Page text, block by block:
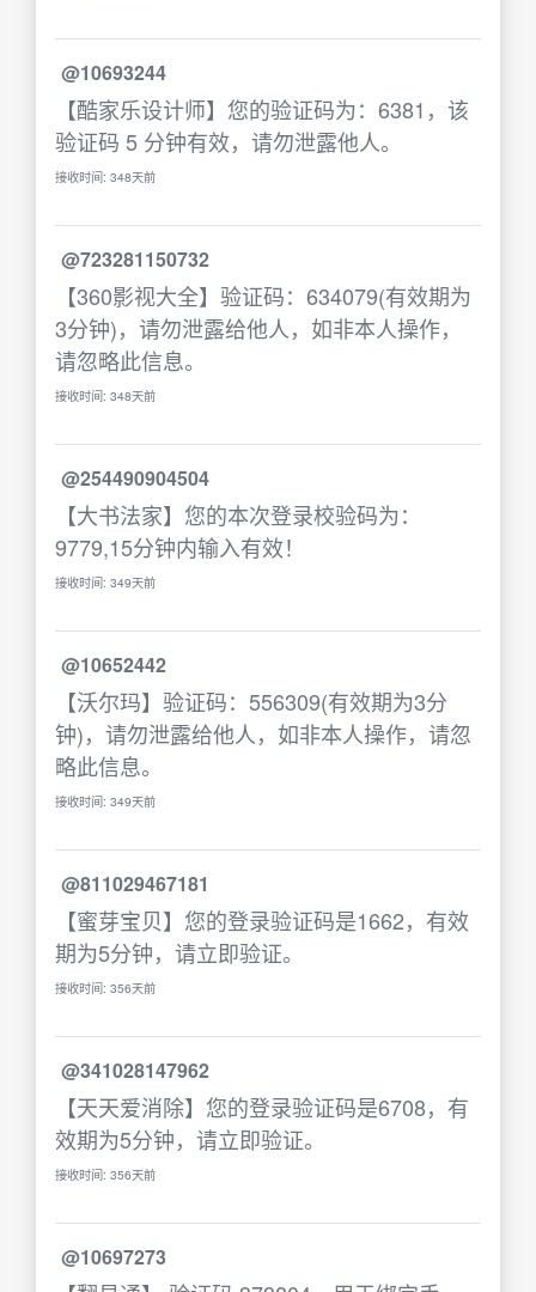
@10693244
【酷家乐设计师】您的验证码为：6381，该
验证码 5 分钟有效，请勿泄露他人。
接收时间: 348天前
@723281150732
【360影视大全】验证码：634079(有效期为
3分钟)，请勿泄露给他人，如非本人操作，
请忽略此信息。
接收时间: 348天前
@254490904504
【大书法家】您的本次登录校验码为：
9779,15分钟内输入有效！
接收时间: 349天前
@10652442
【沃尔玛】验证码：556309(有效期为3分
钟)，请勿泄露给他人，如非本人操作，请忽
略此信息。
接收时间: 349天前
@811029467181
【蜜芽宝贝】您的登录验证码是1662，有效
期为5分钟，请立即验证。
接收时间: 356天前
@341028147962
【天天爱消除】您的登录验证码是6708，有
效期为5分钟，请立即验证。
接收时间: 356天前
@10697273